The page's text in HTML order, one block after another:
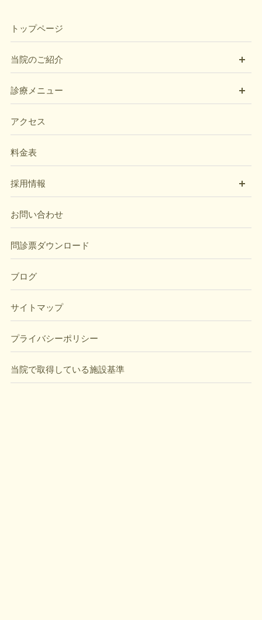
トップページ
当院のご紹介
診療メニュー
アクセス
料金表
採用情報
お問い合わせ
問診票ダウンロード
ブログ
サイトマップ
プライバシーポリシー
当院で取得している施設基準